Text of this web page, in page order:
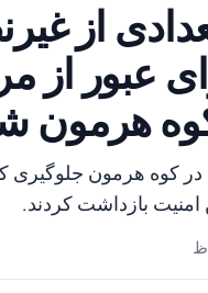
از
عبور از
هرمون
کوه هرمون جلوگیری
بازداشت کردند.